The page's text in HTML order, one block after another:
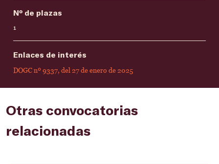
Nº de plazas
1
Enlaces de interés
DOGC nº 9337, del 27 de enero de 2025
Otras convocatorias
relacionadas